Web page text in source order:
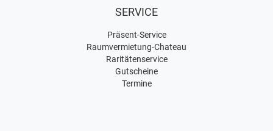
SERVICE
Präsent-Service
Raumvermietung-Chateau
Raritätenservice
Gutscheine
Termine